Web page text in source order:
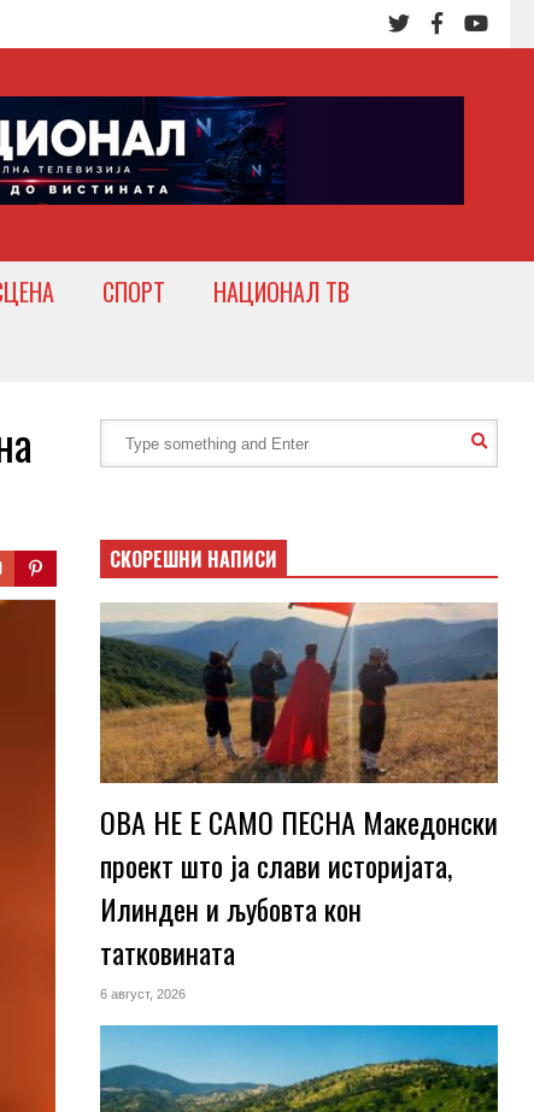
СПОРТ
НАЦИОНАЛ ТВ
СКОРЕШНИ НАПИСИ
ОВА НЕ Е САМО ПЕСНА Македонски
проект што ја слави историјата,
Илинден и љубовта кон
татковината
6 август, 2026